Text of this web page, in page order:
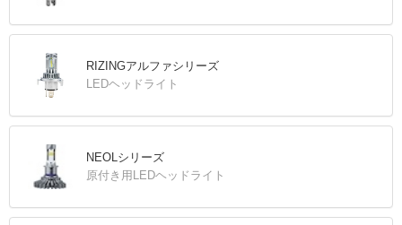
RIZINGアルファシリーズ
LEDヘッドライト
NEOLシリーズ
原付き用LEDヘッドライト